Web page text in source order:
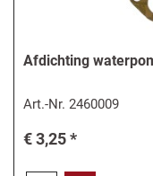
Afdichting
Art.-Nr.2460009
€ 3,25 *